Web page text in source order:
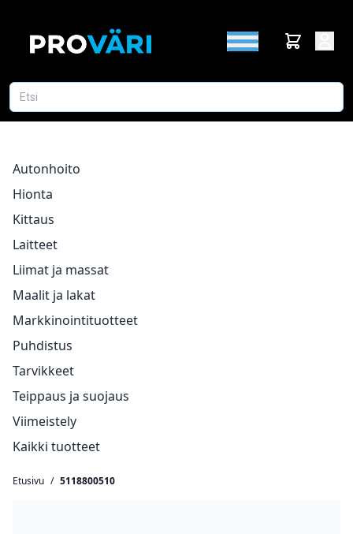
Autonhoito
Hionta
Kittaus
Laitteet
Liimat ja massat
Maalit ja lakat
Markkinointituotteet
Puhdistus
Tarvikkeet
Teippaus ja suojaus
Viimeistely
Kaikki tuotteet
Etusivu / 5118800510